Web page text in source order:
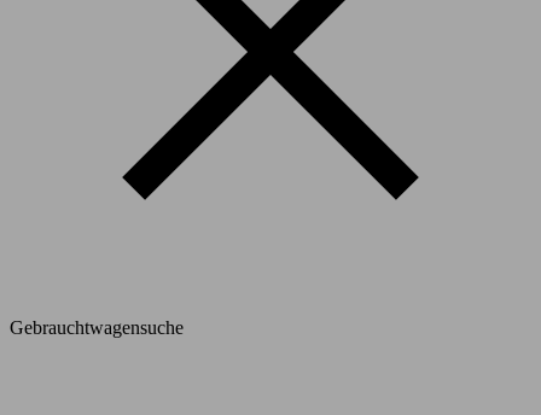
Gebrauchtwagensuche